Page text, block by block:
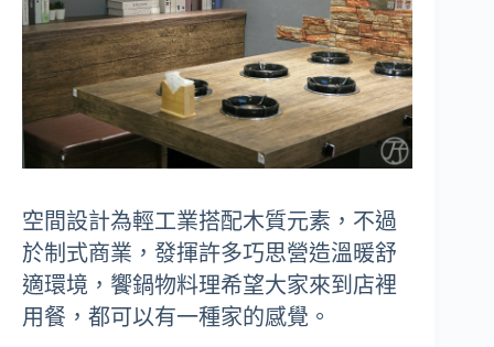
空間設計為輕工業搭配木質元素，不過
於制式商業，發揮許多巧思營造溫暖舒
適環境，饗鍋物料理希望大家來到店裡
用餐，都可以有一種家的感覺。